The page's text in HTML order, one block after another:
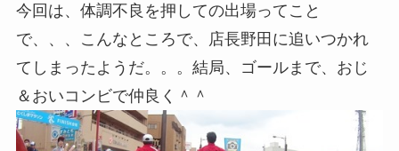
今回は、体調不良を押しての出場ってこと
で、、、こんなところで、店長野田に追いつかれ
てしまったようだ。。。結局、ゴールまで、おじ
＆おいコンビで仲良く＾＾